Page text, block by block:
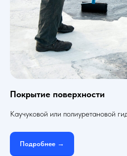
Покрытие поверхности
Каучуковой или полиуретановой
Подробнее →